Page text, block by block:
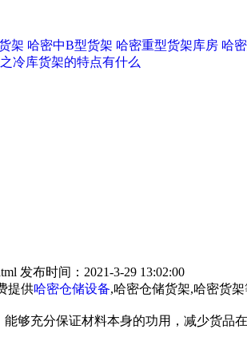
架 哈密中B型货架 哈密重型货架库房 哈
冷库货架的特点有什么
发布时间：2021-3-29 13:02:00
提供哈密仓储设备,哈密仓储货架,哈密货
够充分保证材料本身的功用，减少货品